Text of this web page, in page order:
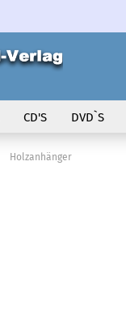
CD'S DVD`S
Holzanhänger